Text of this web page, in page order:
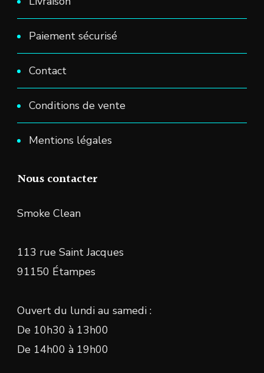
Paiement sécurisé
Contact
Conditions de vente
Mentions légales
Nous contacter
Smoke Clean
113 rue Saint Jacques
91150 Étampes
Ouvert du lundi au samedi :
De 10h30 à 13h00
De 14h00 à 19h00